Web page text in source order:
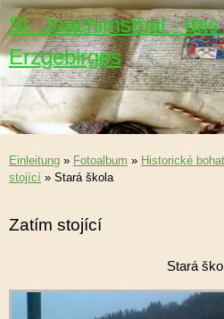
St. Joachimsthal - das
Erzgebirges
Einleitung » Fotoalbum » Historické
stojící » Stará škola
Zatím stojící
Stará